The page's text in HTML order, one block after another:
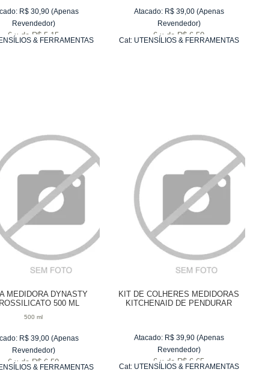
R$ 30,90 (Apenas
Revendedor)
6 x de R$ 5,15
& FERRAMENTAS
Atacado: R$ 39,00 (Apenas
Revendedor)
6 x de R$ 6,50
Cat: UTENSÍLIOS & FERRAMENTAS
MEDIDORA DYNASTY
500 ML
500 ml
R$ 39,00 (Apenas
Revendedor)
6 x de R$ 6,50
& FERRAMENTAS
KIT DE COLHERES MEDIDORAS
KITCHENAID DE PENDURAR
Atacado: R$ 39,90 (Apenas
Revendedor)
6 x de R$ 6,65
Cat: UTENSÍLIOS & FERRAMENTAS